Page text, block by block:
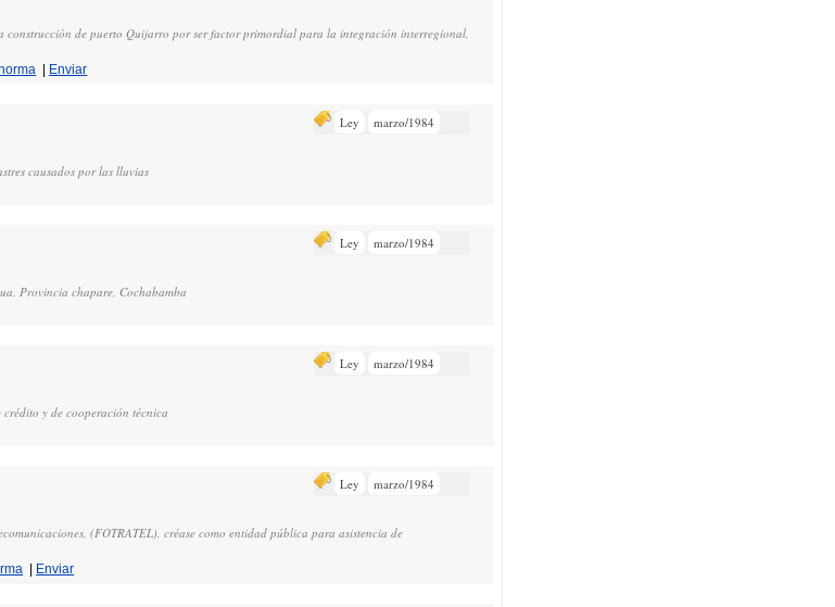
construcción de puerto Quijarro por ser factor primordial para la integración interregional,
Enviar
Ley marzo/1984
causados por las lluvias
Ley marzo/1984
Provincia chapare, Cochabamba
Ley marzo/1984
crédito y de cooperación técnica
Ley marzo/1984
(FOTRATEL), créase como entidad pública para asistencia de
Enviar